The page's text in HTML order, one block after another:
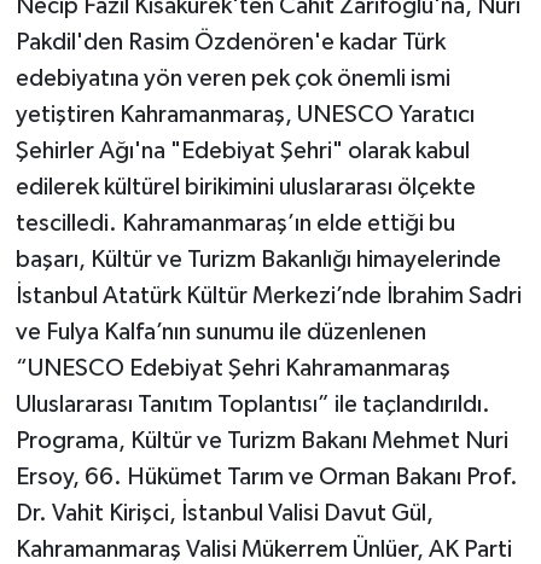
Necip Fazıl Kısakürek'ten Cahit Zarifoğlu'na, Nuri
Pakdil'den Rasim Özdenören'e kadar Türk
edebiyatına yön veren pek çok önemli ismi
yetiştiren Kahramanmaraş, UNESCO Yaratıcı
Şehirler Ağı'na "Edebiyat Şehri" olarak kabul
edilerek kültürel birikimini uluslararası ölçekte
tescilledi. Kahramanmaraş’ın elde ettiği bu
başarı, Kültür ve Turizm Bakanlığı himayelerinde
İstanbul Atatürk Kültür Merkezi’nde İbrahim Sadri
ve Fulya Kalfa’nın sunumu ile düzenlenen
“UNESCO Edebiyat Şehri Kahramanmaraş
Uluslararası Tanıtım Toplantısı” ile taçlandırıldı.
Programa, Kültür ve Turizm Bakanı Mehmet Nuri
Ersoy, 66. Hükümet Tarım ve Orman Bakanı Prof.
Dr. Vahit Kirişci, İstanbul Valisi Davut Gül,
Kahramanmaraş Valisi Mükerrem Ünlüer, AK Parti